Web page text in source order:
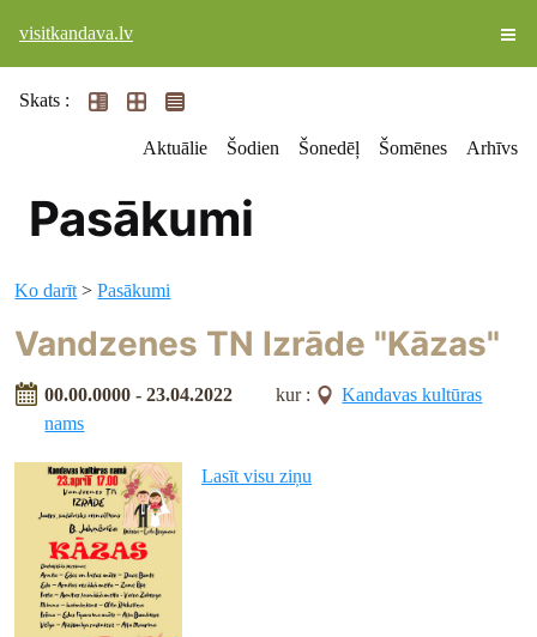
visitkandava.lv
Skats :
Aktuālie Šodien Šonedēļ Šomēnes Arhīvs
Pasākumi
Ko darīt >Pasākumi
Vandzenes TN Izrāde "Kāzas"
00.00.0000 - 23.04.2022 kur :
Kandavas kultūras
nams
Lasīt visu ziņu